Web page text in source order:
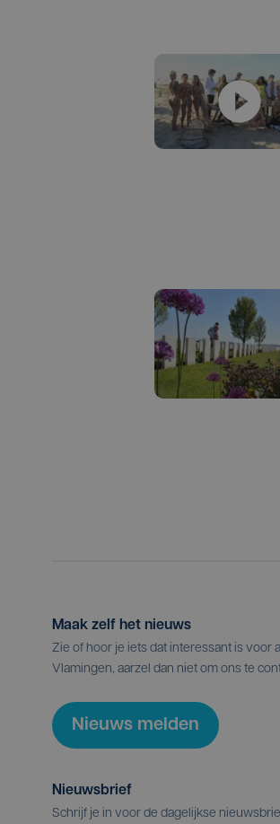
Maak zelf het nieuws
Zie of hoor je iets dat interessant is voor
Vlamingen, aarzel dan niet om ons te
Nieuws melden
Nieuwsbrief
Schrijf je in voor de dagelijkse